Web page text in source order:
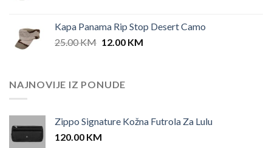
25.00 KM.12.00 KM.
Kapa Panama Rip Stop Desert Camo
25.00KM Original
25.00 KM.
12.00 KMCurrent
NAJNOVIJE IZ PONUDE
Zippo Signature Kožna Futrola Za Lulu
120.00 KM